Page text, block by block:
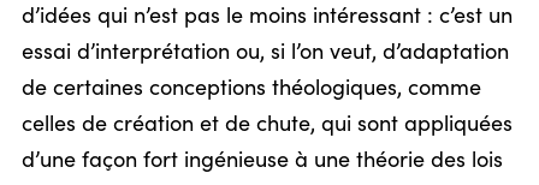
d’idées qui n’est pas le moins intéressant : c’est un
essai d’interprétation ou, si l’on veut, d’adaptation
de certaines conceptions théologiques, comme
celles de création et de chute, qui sont appliquées
d’une façon fort ingénieuse à une théorie des lois